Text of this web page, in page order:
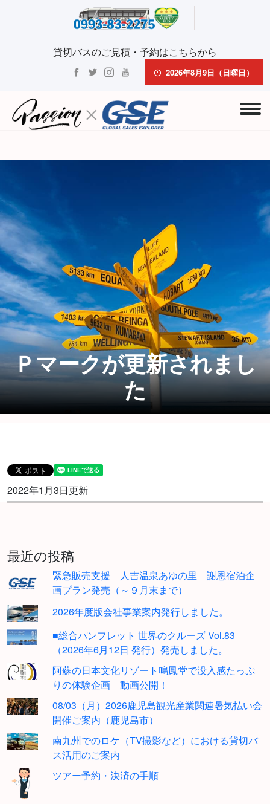
貸切バスのご見積・予約はこちらから
2026年8月9日（日曜日）
Ｐマークが更新されまし
た
2022年1月3日更新
最近の投稿
緊急販売支援 人吉温泉あゆの里 謝恩宿泊企
画プラン発売（～９月末まで）
2026年度版会社事業案内発行しました。
■総合パンフレット 世界のクルーズ Vol.83
（2026年6月12日 発行）発売しました。
阿蘇の日本文化リゾート鳴鳳堂で没入感たっぷ
りの体験企画 動画公開！
08/03（月）2026鹿児島観光産業関連暑気払い会
開催ご案内（鹿児島市）
南九州でのロケ（TV撮影など）における貸切バ
ス活用のご案内
ツアー予約・決済の手順